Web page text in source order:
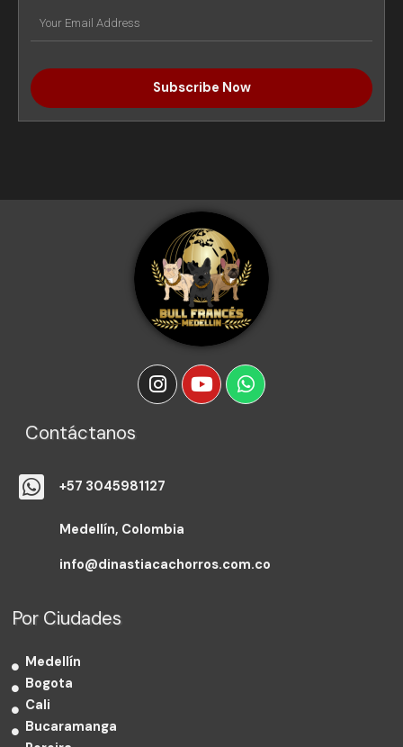
Subscribe Now
Contáctanos
+57 3045981127
Medellín, Colombia
info@dinastiacachorros.com.co
Por Ciudades
Medellín
Bogota
Cali
Bucaramanga